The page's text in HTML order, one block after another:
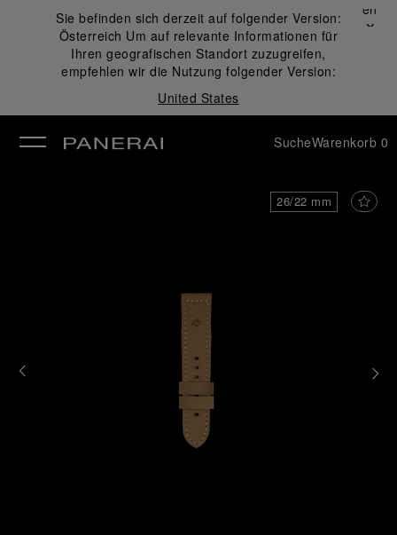
Sie befinden sich derzeit auf folgender Version:
Österreich Um auf relevante Informationen für
Ihren geografischen Standort zuzugreifen,
empfehlen wir die Nutzung folgender Version:
United States
Schließen
✕
SucheWarenkorb 0
26/22 mm